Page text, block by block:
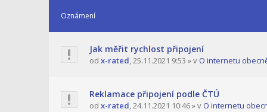
Oznámení
Jak měřit rychlost připojení
od x-rated,25.11.2021 9:53 » v O internetu
Reklamace připojení podle ČTÚ
od x-rated,24.11.2021 10:46» v O internetu